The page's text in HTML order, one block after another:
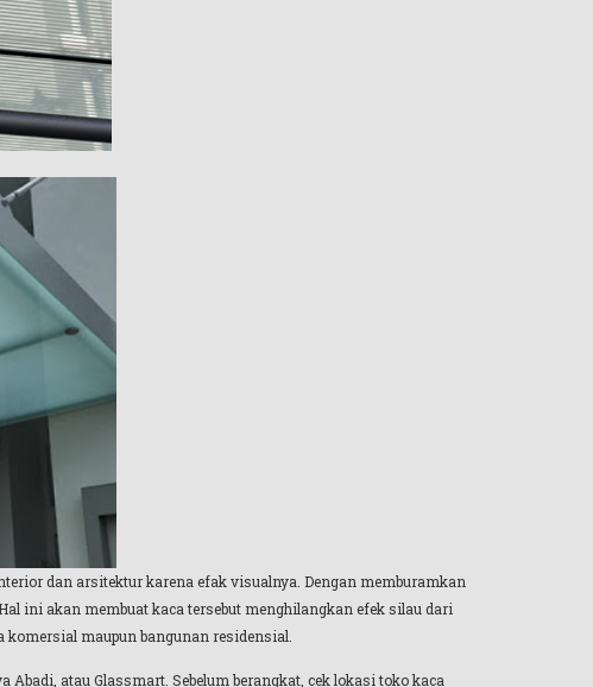
dan arsitektur karena efak visualnya. Dengan memburamkan
ini akan membuat kaca tersebut menghilangkan efek silau dari
maupun bangunan residensial.
Abadi, atau Glassmart. Sebelum berangkat, cek lokasi toko kaca